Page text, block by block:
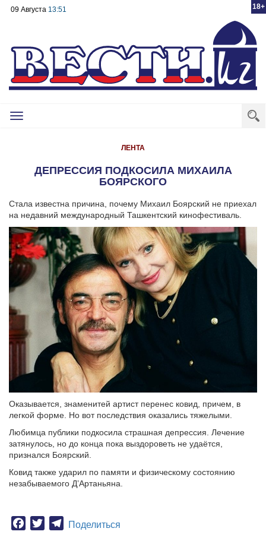
18+
09 Августа 13:51
Toggle
ЛЕНТА
ДЕПРЕССИЯ ПОДКОСИЛА МИХАИЛА
БОЯРСКОГО
Стала известна причина, почему Михаил Боярский не приехал
на недавний международный Ташкентский кинофестиваль.
Оказывается, знаменитей артист перенес ковид, причем, в
легкой форме. Но вот последствия оказались тяжелыми.
Любимца публики подкосила страшная депрессия. Лечение
затянулось, но до конца пока выздороветь не удаётся,
признался Боярский.
Ковид также ударил по памяти и физическому состоянию
незабываемого Д’Артаньяна.
Facebook
TwitterTelegram
Поделиться